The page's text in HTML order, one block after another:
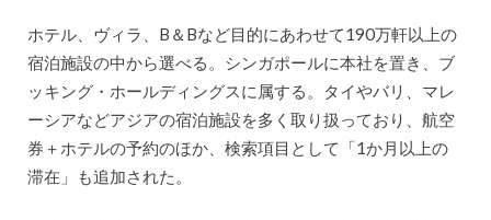
ホテル、ヴィラ、B＆Bなど目的にあわせて190万軒以上の
宿泊施設の中から選べる。シンガポールに本社を置き、ブ
ッキング・ホールディングスに属する。タイやバリ、マレ
ーシアなどアジアの宿泊施設を多く取り扱っており、航空
券＋ホテルの予約のほか、検索項目として「1か月以上の
滞在」も追加された。